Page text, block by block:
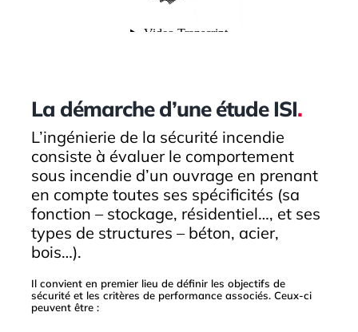
La démarche d’une étude ISI.
L’ingénierie de la sécurité incendie
consiste à évaluer le comportement
sous incendie d’un ouvrage en prenant
en compte toutes ses spécificités (sa
fonction – stockage, résidentiel…, et ses
types de structures – béton, acier,
bois…).
Il convient en premier lieu de définir les objectifs de
sécurité et les critères de performance associés. Ceux-ci
peuvent être :